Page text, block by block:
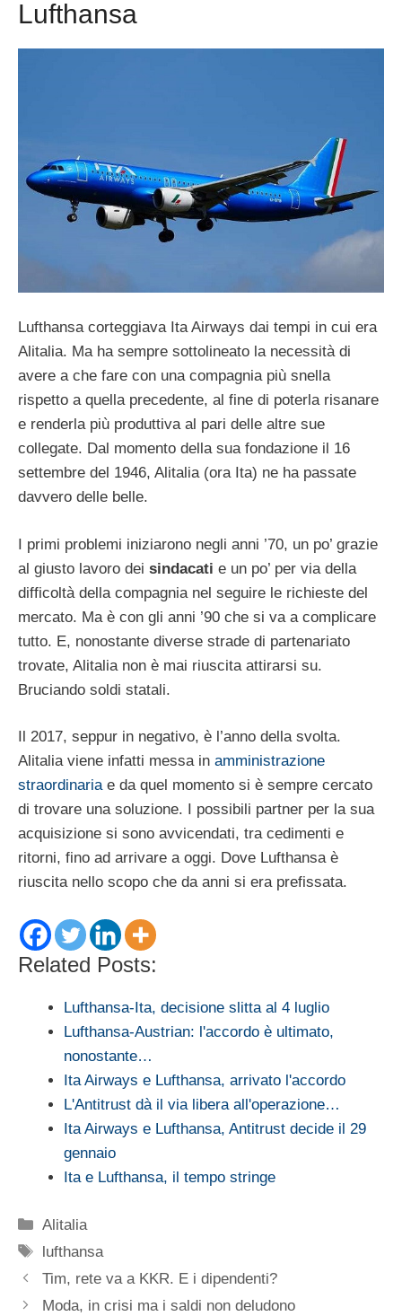
Lufthansa
Lufthansa corteggiava Ita Airways dai tempi in cui era
Alitalia. Ma ha sempre sottolineato la necessità di
avere a che fare con una compagnia più snella
rispetto a quella precedente, al fine di poterla risanare
e renderla più produttiva al pari delle altre sue
collegate. Dal momento della sua fondazione il 16
settembre del 1946, Alitalia (ora Ita) ne ha passate
davvero delle belle.
I primi problemi iniziarono negli anni ’70, un po’ grazie
al giusto lavoro dei sindacati e un po’ per via della
difficoltà della compagnia nel seguire le richieste del
mercato. Ma è con gli anni ’90 che si va a complicare
tutto. E, nonostante diverse strade di partenariato
trovate, Alitalia non è mai riuscita attirarsi su.
Bruciando soldi statali.
Il 2017, seppur in negativo, è l’anno della svolta.
Alitalia viene infatti messa in amministrazione
straordinariae da quel momento si è sempre cercato
di trovare una soluzione. I possibili partner per la sua
acquisizione si sono avvicendati, tra cedimenti e
ritorni, fino ad arrivare a oggi. Dove Lufthansa è
riuscita nello scopo che da anni si era prefissata.
Related Posts:
Lufthansa-Ita, decisione slitta al 4 luglio
Lufthansa-Austrian: l'accordo è ultimato,
nonostante…
Ita Airways e Lufthansa, arrivato l'accordo
L'Antitrust dà il via libera all'operazione…
Ita Airways e Lufthansa, Antitrust decide il 29
gennaio
Ita e Lufthansa, il tempo stringe
Categorie
Alitalia
Tag
lufthansa
Tim, rete va a KKR. E i dipendenti?
Moda, in crisi ma i saldi non deludono